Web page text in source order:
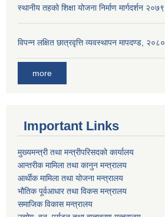
स्थानीय तहको शिक्षा योजना निर्माण मार्गदर्शन २०७९
विपन्न लक्षित छात्रवृत्ति व्यवस्थापन मापदण्ड, २०८०
more
Important Links
मुख्यमन्त्री तथा मन्त्रीपरिसदको कार्यालय
आन्तरीक मामिला तथा कानुन मन्त्रालय
आर्थीक मामिला तथा योजना मन्त्रालय
भौतिक पूर्वआधार तथा विकस मन्त्रालय
समाजिक विकास मन्त्रालय